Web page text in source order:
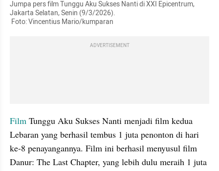
Jumpa pers film Tunggu Aku Sukses Nanti di XXI Epicentrum,
Jakarta Selatan, Senin (9/3/2026).
Foto: Vincentius Mario/kumparan
ADVERTISEMENT
Film Tunggu Aku Sukses Nanti menjadi film kedua
Lebaran yang berhasil tembus 1 juta penonton di hari
ke-8 penayangannya. Film ini berhasil menyusul film
Danur: The Last Chapter, yang lebih dulu meraih 1 juta